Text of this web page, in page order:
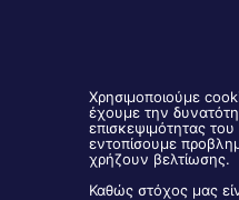
Είσοδος Συνεργατών
Χρησιμοποιούμε
έχουμε την
επισκεψιμότητας
εντοπίσουμε
χρήζουν βελτίωσης.
Καθώς στόχος μας